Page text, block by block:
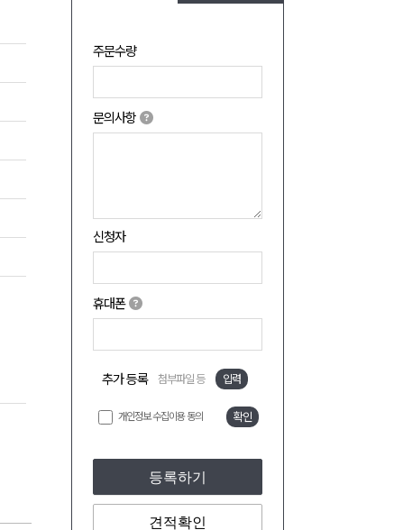
주문수량
문의사항
신청자
휴대폰
추가 등록 첨부파일 등 입력
개인정보 수집이용 동의 확인
등록하기
견적확인